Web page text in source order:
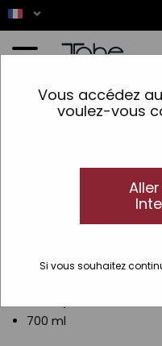
Vous accédez
voulez-vous
Si vous souhaitez
Ce
700 ml